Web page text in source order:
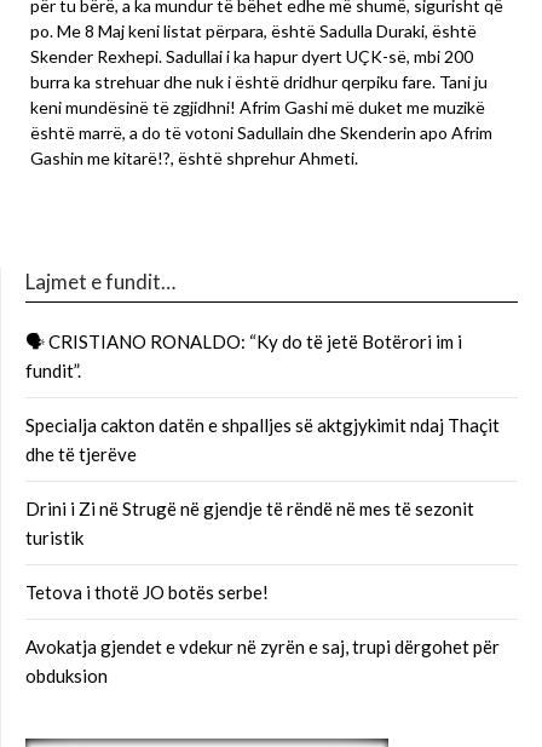
për tu bërë, a ka mundur të bëhet edhe më shumë, sigurisht që
po. Me 8 Maj keni listat përpara, është Sadulla Duraki, është
Skender Rexhepi. Sadullai i ka hapur dyert UÇK-së, mbi 200
burra ka strehuar dhe nuk i është dridhur qerpiku fare. Tani ju
keni mundësinë të zgjidhni! Afrim Gashi më duket me muzikë
është marrë, a do të votoni Sadullain dhe Skenderin apo Afrim
Gashin me kitarë!?, është shprehur Ahmeti.
Lajmet e fundit…
🗣 CRISTIANO RONALDO: “Ky do të jetë Botërori im i
fundit”.
Specialja cakton datën e shpalljes së aktgjykimit ndaj Thaçit
dhe të tjerëve
Drini i Zi në Strugë në gjendje të rëndë në mes të sezonit
turistik
Tetova i thotë JO botës serbe!
Avokatja gjendet e vdekur në zyrën e saj, trupi dërgohet për
obduksion